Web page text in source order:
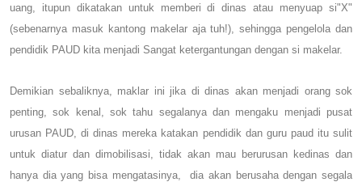
uang, itupun dikatakan untuk memberi di dinas atau menyuap si"X"
(sebenarnya masuk kantong makelar aja tuh!), sehingga pengelola dan
pendidik PAUD kita menjadi Sangat ketergantungan dengan si makelar.
Demikian sebaliknya, maklar ini jika di dinas akan menjadi orang sok
penting, sok kenal, sok tahu segalanya dan mengaku menjadi pusat
urusan PAUD, di dinas mereka katakan pendidik dan guru paud itu sulit
untuk diatur dan dimobilisasi, tidak akan mau berurusan kedinas dan
hanya dia yang bisa mengatasinya, dia akan berusaha dengan segala